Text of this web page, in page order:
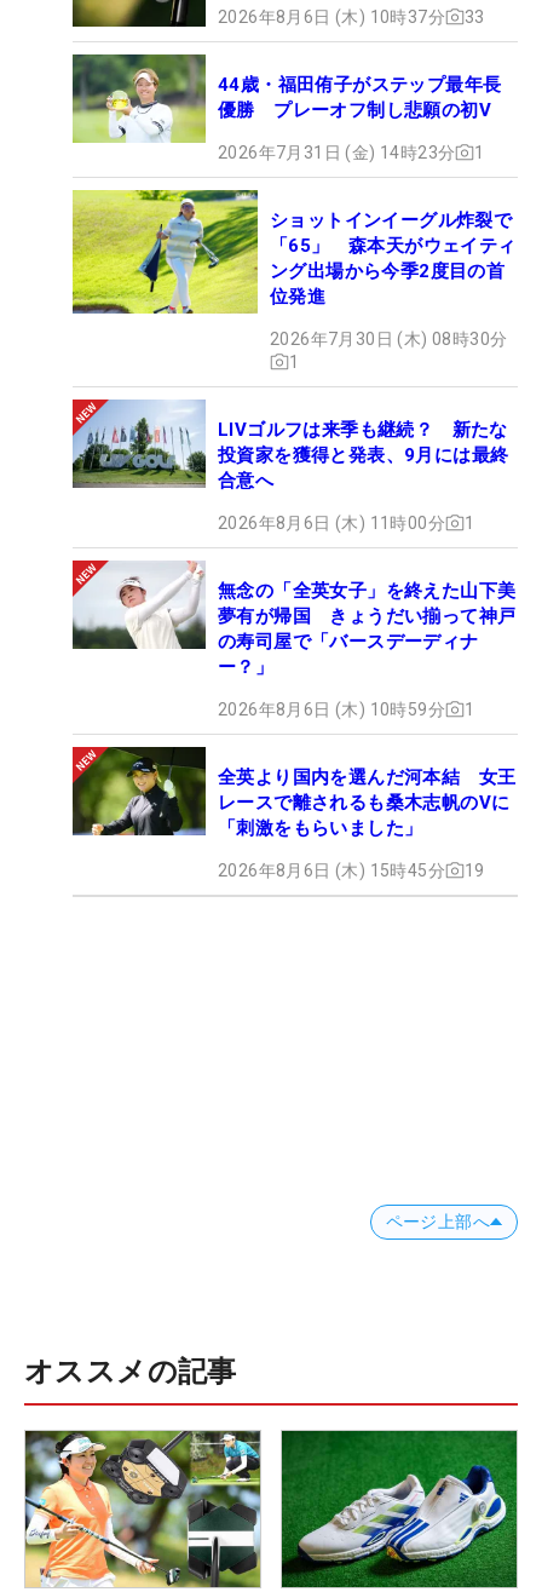
2026年8月6日 (木) 10時37分 33
44歳・福田侑子がステップ最年長
優勝 プレーオフ制し悲願の初V
2026年7月31日 (金) 14時23分 1
ショットインイーグル炸裂で
「65」 森本天がウェイティ
ング出場から今季2度目の首
位発進
2026年7月30日 (木) 08時30分
1
LIVゴルフは来季も継続？ 新たな
投資家を獲得と発表、9月には最終
合意へ
2026年8月6日 (木) 11時00分 1
無念の「全英女子」を終えた山下美
夢有が帰国 きょうだい揃って神戸
の寿司屋で「バースデーディナ
ー？」
2026年8月6日 (木) 10時59分 1
全英より国内を選んだ河本結 女王
レースで離されるも桑木志帆のVに
「刺激をもらいました」
2026年8月6日 (木) 15時45分 19
ページ上部へ
オススメの記事